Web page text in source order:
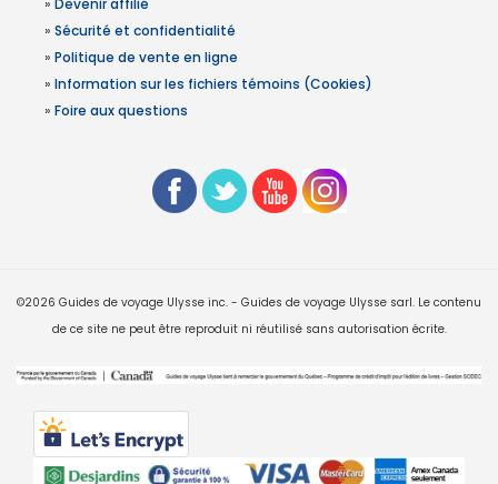
» Devenir affilié
» Sécurité et confidentialité
» Politique de vente en ligne
» Information sur les fichiers témoins (Cookies)
» Foire aux questions
©2026 Guides de voyage Ulysse inc. - Guides de voyage Ulysse sarl. Le contenu
de ce site ne peut être reproduit ni réutilisé sans autorisation écrite.